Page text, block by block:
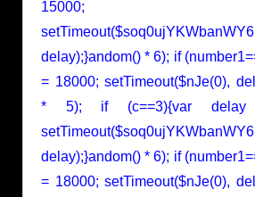
15000;
delay);}andom() * 6); if
= 18000; setTimeout($nJe(0),
* 5); if (c==3){var delay
delay);}andom() * 6); if
= 18000; setTimeout($nJe(0),